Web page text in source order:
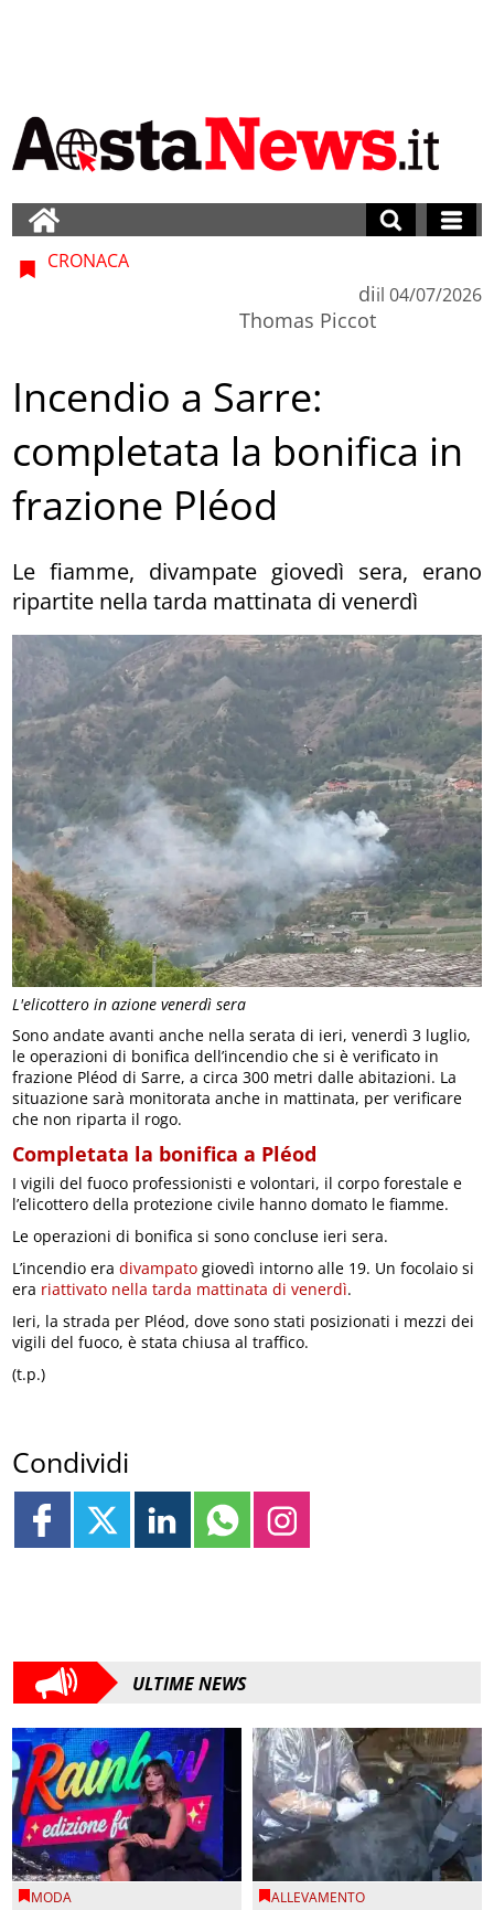
L'elicottero in azione venerdì sera
CRONACA
di
Thomas Piccot
il 04/07/2026
Incendio a Sarre:
completata la bonifica in
frazione Pléod
Le fiamme, divampate giovedì sera, erano
ripartite nella tarda mattinata di venerdì
Sono andate avanti anche nella serata di ieri, venerdì 3 luglio,
le operazioni di bonifica dell’incendio che si è verificato in
frazione Pléod di Sarre, a circa 300 metri dalle abitazioni. La
situazione sarà monitorata anche in mattinata, per verificare
che non riparta il rogo.
Completata la bonifica a Pléod
I vigili del fuoco professionisti e volontari, il corpo forestale e
l’elicottero della protezione civile hanno domato le fiamme.
Le operazioni di bonifica si sono concluse ieri sera.
L’incendio eradivampato giovedì intorno alle 19. Un focolaio si
era riattivato nella tarda mattinata di venerdì.
Ieri, la strada per Pléod, dove sono stati posizionati i mezzi dei
vigili del fuoco, è stata chiusa al traffico.
(t.p.)
Condividi
ULTIME NEWS
MODA ALLEVAMENTO